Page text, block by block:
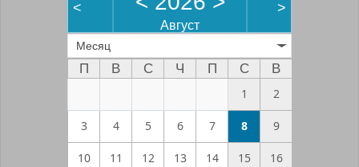
<
Август
>
Месяц
П В С Ч П С
В
1
2
3 4 5 6 7 8 9
10 11 12 13 14 15 16